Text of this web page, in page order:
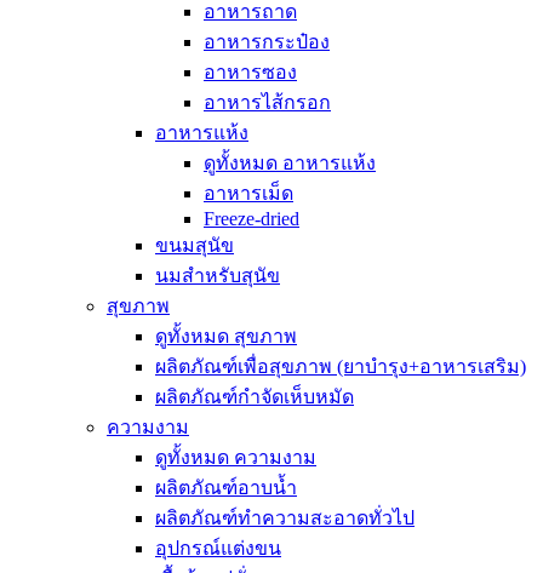
อาหารถาด
อาหารกระป๋อง
อาหารซอง
อาหารไส้กรอก
อาหารแห้ง
ดูทั้งหมด อาหารแห้ง
อาหารเม็ด
Freeze-dried
ขนมสุนัข
นมสำหรับสุนัข
สุขภาพ
ดูทั้งหมด สุขภาพ
ผลิตภัณฑ์เพื่อสุขภาพ (ยาบำรุง+อาหารเสริม)
ผลิตภัณฑ์กำจัดเห็บหมัด
ความงาม
ดูทั้งหมด ความงาม
ผลิตภัณฑ์อาบน้ำ
ผลิตภัณฑ์ทำความสะอาดทั่วไป
อุปกรณ์แต่งขน